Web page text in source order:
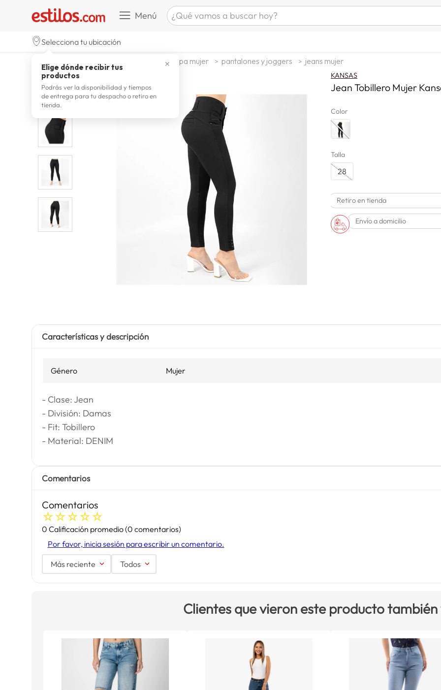
Menú ¿Qué vamos a buscar hoy?
celulares
moda
. zapatillas
.
laptop
terrex
spiderman
lavadora
Selecciona tu ubicación
✕
Elige dónde recibir tus
productos
Podrás ver la disponibilidad y tiempos
de entrega para tu despacho o retiro en
tienda.
ropa mujer pantalones y joggers jeans mujer
KANSAS
Jean Tobillero Mujer
Color
Talla
28
Retiro en tienda
Envío a domicilio
Características y descripción
Género Mujer
- Clase: Jean
- División: Damas
- Fit: Tobillero
- Material: DENIM
Comentarios
Comentarios
☆☆☆☆☆
0 Calificación promedio(0 comentarios)
Por favor, inicia sesión para escribir un comentario.
Más reciente Todos
Clientes que vieron este producto